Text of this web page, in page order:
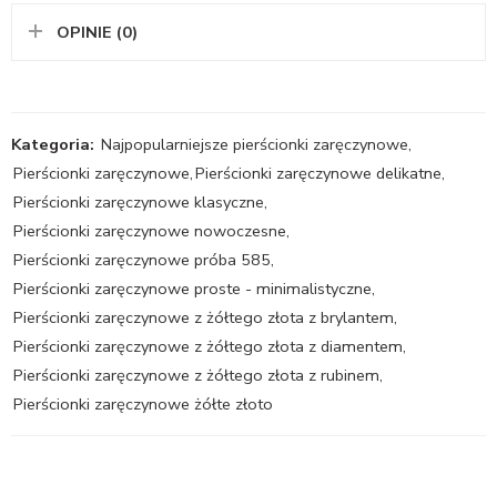
OPINIE (0)
Kategoria: Najpopularniejsze pierścionki zaręczynowe,
Pierścionki zaręczynowe,Pierścionki zaręczynowe delikatne,
Pierścionki zaręczynowe klasyczne,
Pierścionki zaręczynowe nowoczesne,
Pierścionki zaręczynowe próba 585,
Pierścionki zaręczynowe proste - minimalistyczne,
Pierścionki zaręczynowe z żółtego złota z brylantem,
Pierścionki zaręczynowe z żółtego złota z diamentem,
Pierścionki zaręczynowe z żółtego złota z rubinem,
Pierścionki zaręczynowe żółte złoto